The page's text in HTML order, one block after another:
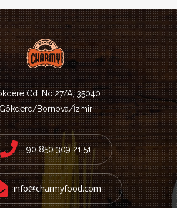
Cd. No:27/A, 35040
Bornova/İzmir
+90 850 309 21 51
info@charmyfood.com